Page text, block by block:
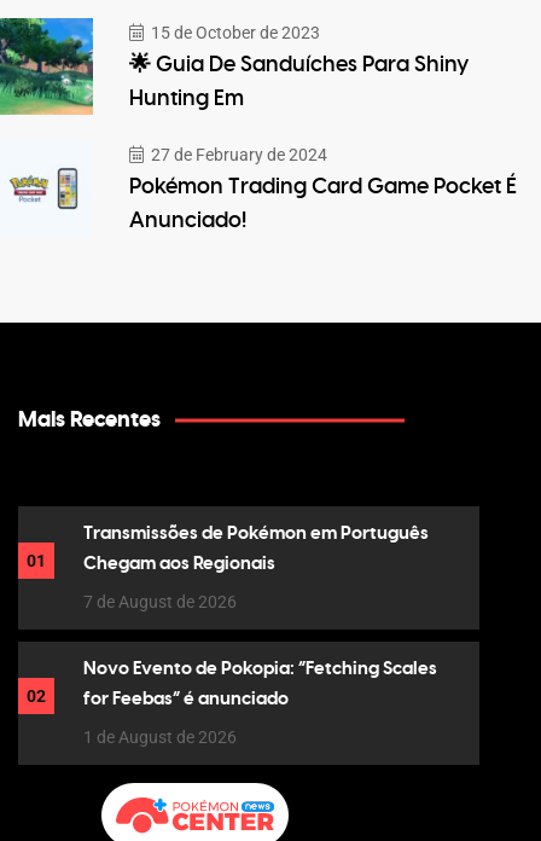
15 de October de 2023
🌟 Guia De Sanduíches Para Shiny
Hunting Em
27 de February de 2024
Pokémon Trading Card Game Pocket É
Anunciado!
Mais Recentes
01
Transmissões de Pokémon em Português
Chegam aos Regionais
7 de August de 2026
02
Novo Evento de Pokopia: “Fetching Scales
for Feebas” é anunciado
1 de August de 2026